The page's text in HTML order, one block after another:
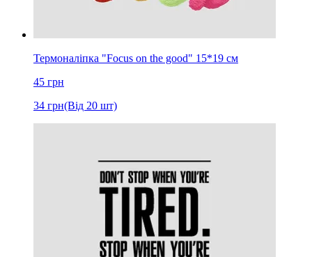
Термоналіпка "Focus on the good" 15*19 см
45 грн
34 грн(Від 20 шт)